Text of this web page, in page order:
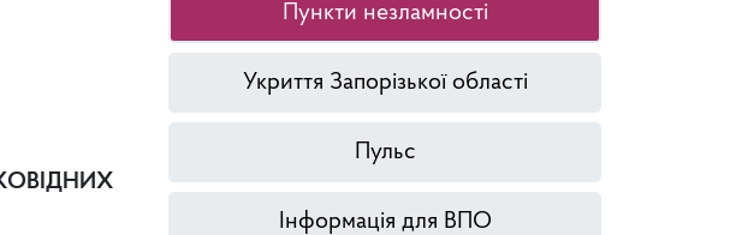
Пункти незламності
Укриття Запорізької області
Пульс
Інформація для ВПО